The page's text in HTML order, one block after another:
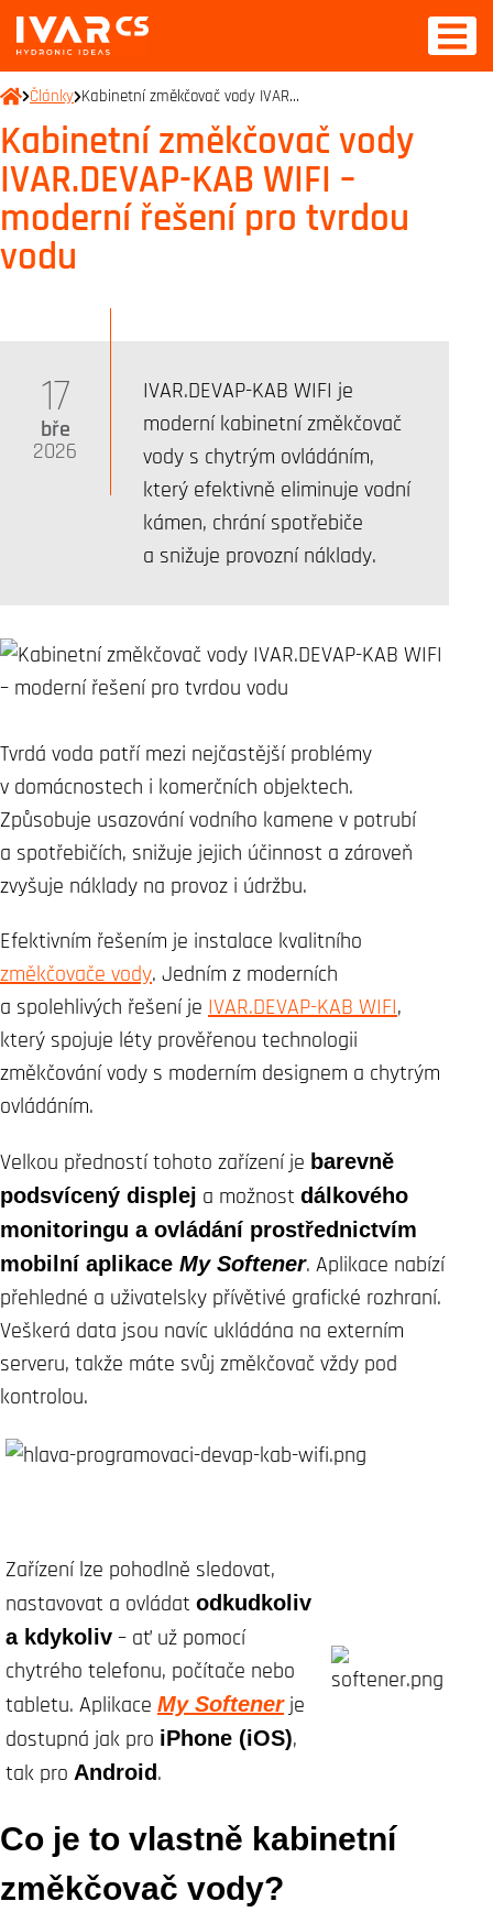
Články Kabinetní změkčovač vody IVAR…
Kabinetní změkčovač vody
IVAR.DEVAP-KAB WIFI –
moderní řešení pro tvrdou
vodu
17
bře
2026
IVAR.DEVAP-KAB WIFI je
moderní kabinetní změkčovač
vody s chytrým ovládáním,
který efektivně eliminuje vodní
kámen, chrání spotřebiče
a snižuje provozní náklady.
Tvrdá voda patří mezi nejčastější problémy
v domácnostech i komerčních objektech.
Způsobuje usazování vodního kamene v potrubí
a spotřebičích, snižuje jejich účinnost a zároveň
zvyšuje náklady na provoz i údržbu.
Efektivním řešením je instalace kvalitního
změkčovače vody. Jedním z moderních
a spolehlivých řešení je IVAR.DEVAP-KAB WIFI,
který spojuje léty prověřenou technologii
změkčování vody s moderním designem a chytrým
ovládáním.
Velkou předností tohoto zařízení je barevně
podsvícený displej a možnost dálkového
monitoringu a ovládání prostřednictvím
mobilní aplikace My Softener. Aplikace nabízí
přehledné a uživatelsky přívětivé grafické rozhraní.
Veškerá data jsou navíc ukládána na externím
serveru, takže máte svůj změkčovač vždy pod
kontrolou.
Zařízení lze pohodlně sledovat,
nastavovat a ovládat odkudkoliv
a kdykoliv – ať už pomocí
chytrého telefonu, počítače nebo
tabletu. Aplikace My Softenerje
dostupná jak pro iPhone (iOS),
tak pro Android.
Co je to vlastně kabinetní
změkčovač vody?